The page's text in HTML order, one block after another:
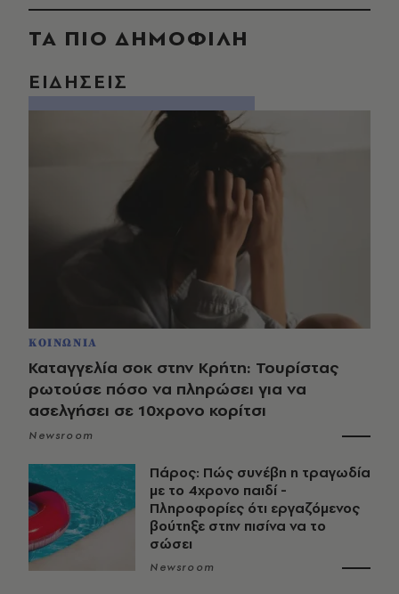
ΤΑ ΠΙΟ ΔΗΜΟΦΙΛΗ
ΕΙΔΗΣΕΙΣ
ΚΟΙΝΩΝΙΑ
Καταγγελία σοκ στην Κρήτη: Τουρίστας
ρωτούσε πόσο να πληρώσει για να
ασελγήσει σε 10χρονο κορίτσι
Newsroom
Πάρος: Πώς συνέβη η τραγωδία
με το 4χρονο παιδί -
Πληροφορίες ότι εργαζόμενος
βούτηξε στην πισίνα να το
σώσει
Newsroom